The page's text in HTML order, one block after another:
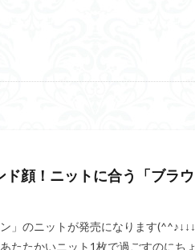
ド顔！ニットに合う「ブラウ
」のニットが発売になります(^^♪↓↓↓
たたかいニット1枚で過ごすのにちょ